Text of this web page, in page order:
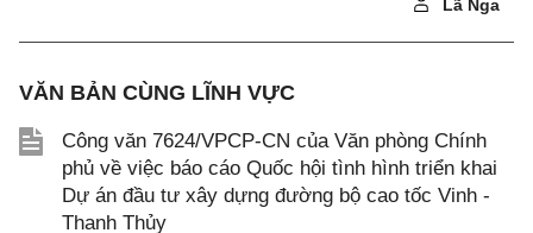
Lã Nga
VĂN BẢN CÙNG LĨNH VỰC
Công văn 7624/VPCP-CN của Văn phòng Chính
phủ về việc báo cáo Quốc hội tình hình triển khai
Dự án đầu tư xây dựng đường bộ cao tốc Vinh -
Thanh Thủy